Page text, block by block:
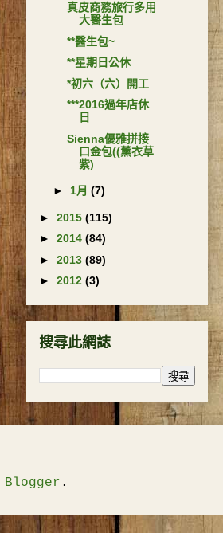
真皮商務旅行多用
大醫生包
**醫生包~
**星期日公休
*初六（六）開工
***2016過年店休
日
Sienna優雅拼接
口金包((薰衣草
紫)
► 1月 (7)
► 2015 (115)
► 2014 (84)
► 2013 (89)
► 2012 (3)
搜尋此網誌
Blogger .